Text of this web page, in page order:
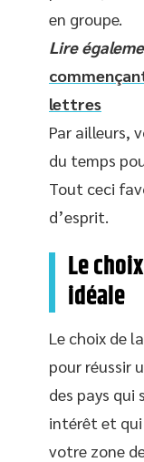
en groupe.
Lire
lettres
Par ailleurs,
du temps
Tout ceci
d’esprit.
Le
idéale
Le choix de
pour réussir
des pays
intérêt et
votre zone